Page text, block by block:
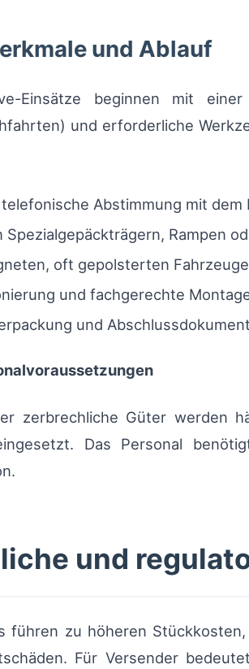
und Ablauf
Einsätze beginnen mit einer
und erforderliche
Abstimmung mit dem
Spezialgepäckträgern, Rampen
oft gepolsterten
und fachgerechte
und
zerbrechliche Güter werden
Das Personal
und
führen zu höheren
Für Versender